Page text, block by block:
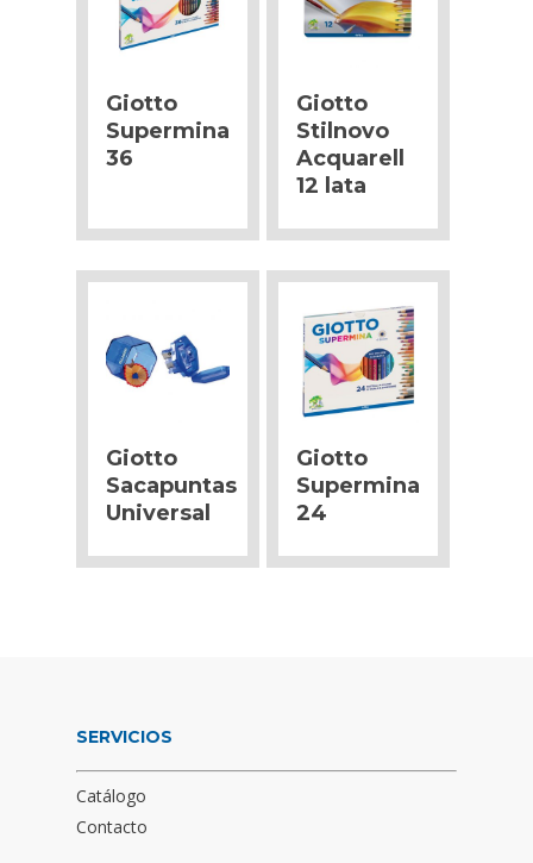
Giotto
Supermina
36
Giotto
Stilnovo
Acquarell
12 lata
Giotto
Sacapuntas
Universal
Giotto
Supermina
24
SERVICIOS
Catálogo
Contacto